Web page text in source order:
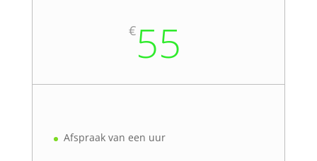
€55
Afspraak van een uur